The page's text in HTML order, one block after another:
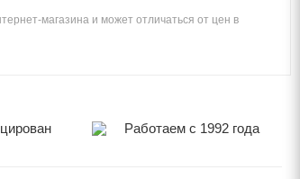
магазина и может отличаться от цен в
Работаем с 1992 года